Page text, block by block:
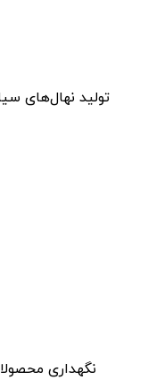
تولید نهال‌های
نگهداری